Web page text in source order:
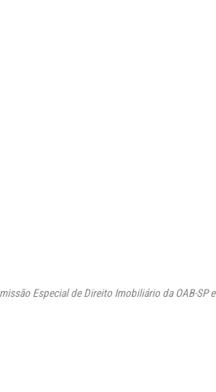
Especial de Direito Imobiliário da OAB-SP e